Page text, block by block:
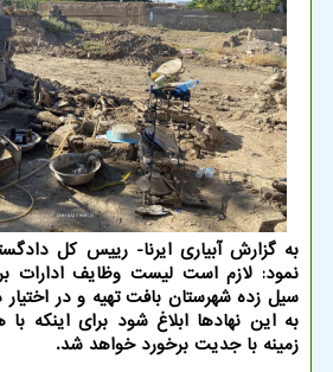
به گزارش آبیاری ایرنا- رییس کل
نمود: لازم است لیست وظایف ادارات
سیل زده شهرستان بافت تهیه و در اختیار
به این نهادها ابلاغ شود برای اینکه
زمینه با جدیت برخورد خواهد شد.